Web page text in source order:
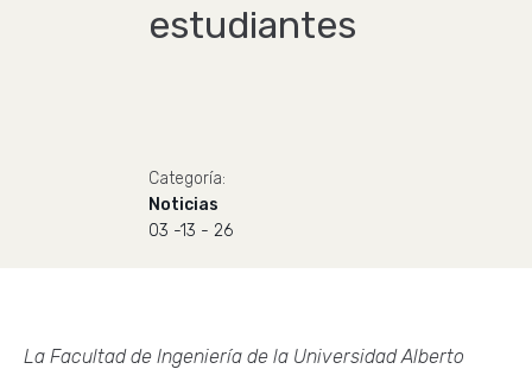
estudiantes
Categoría:
Noticias
03 -13 - 26
La Facultad de Ingeniería de la Universidad Alberto